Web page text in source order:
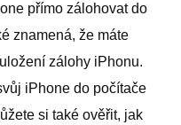
přímo zálohovat do
znamená, že máte
zálohy iPhonu.
iPhone do počítače
si také ověřit, jak